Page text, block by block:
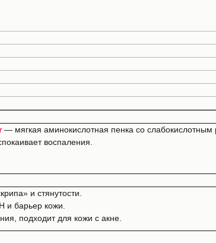
— мягкая аминокислотная пенка со слабокислотным
воспаления.
и стянутости.
и барьер кожи.
подходит для кожи с акне.